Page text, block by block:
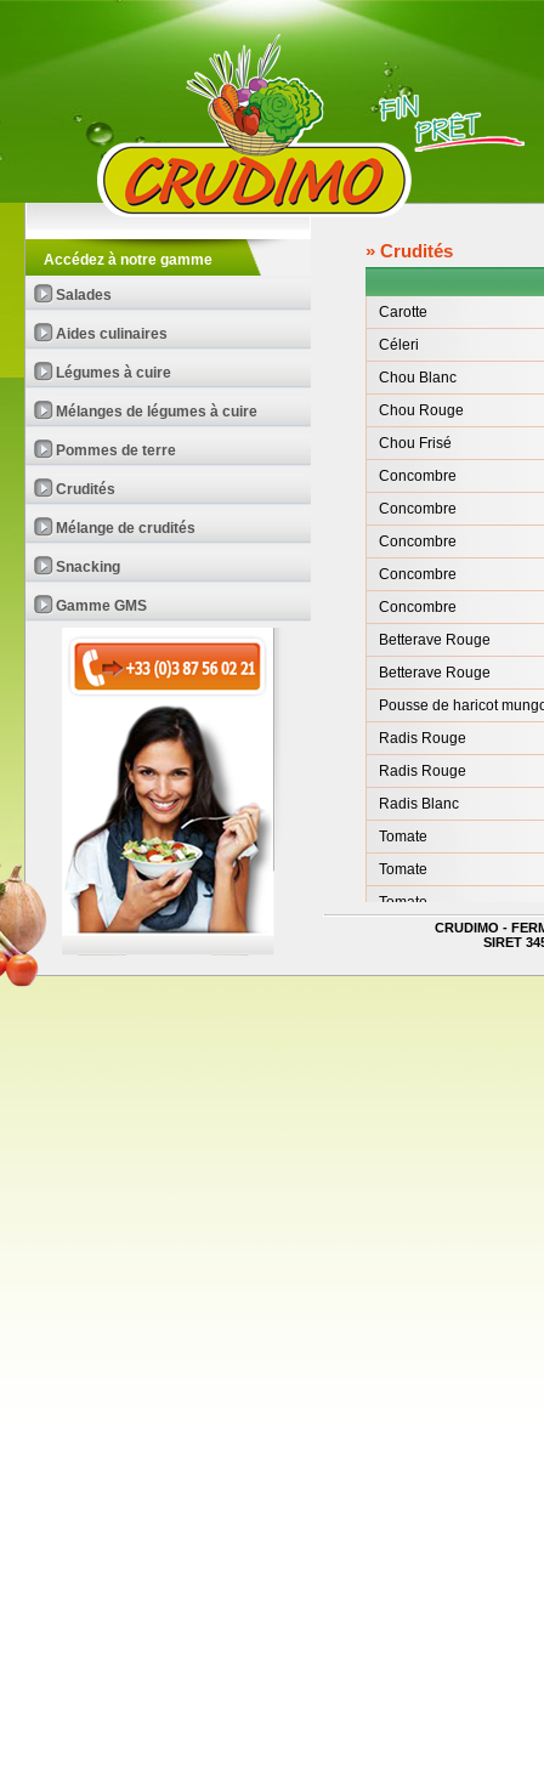
Accédez à notre gamme
Salades
Aides culinaires
Légumes à cuire
Mélanges de légumes à cuire
Pommes de terre
Crudités
Mélange de crudités
Snacking
Gamme GMS
» Crudités
Carotte
Céleri
Chou Blanc
Chou Rouge
Chou Frisé
Concombre
Concombre
Concombre
Concombre
Concombre
Betterave Rouge
Betterave Rouge
Pousse de haricot
Radis Rouge
Radis Rouge
Radis Blanc
Tomate
Tomate
Tomate
CourgetteCRUDIMO -
SIRET